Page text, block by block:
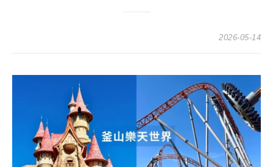
2026-05-14